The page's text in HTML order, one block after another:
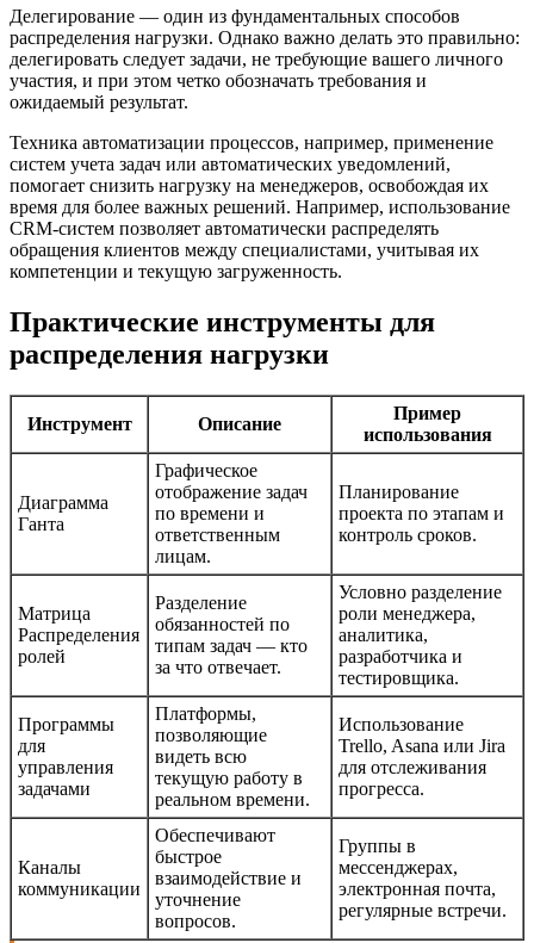
Делегирование — один из фундаментальных способов
распределения нагрузки. Однако важно делать это правильно:
делегировать следует задачи, не требующие вашего личного
участия, и при этом четко обозначать требования и
ожидаемый результат.
Техника автоматизации процессов, например, применение
систем учета задач или автоматических уведомлений,
помогает снизить нагрузку на менеджеров, освобождая их
время для более важных решений. Например, использование
CRM-систем позволяет автоматически распределять
обращения клиентов между специалистами, учитывая их
компетенции и текущую загруженность.
Практические инструменты для
распределения нагрузки
Инструмент Описание
Пример
использования
Диаграмма
Ганта
Графическое
отображение задач
по времени и
ответственным
лицам.
Планирование
проекта по этапам и
контроль сроков.
Матрица
Распределения
ролей
Разделение
обязанностей по
типам задач — кто
за что отвечает.
Условно разделение
роли менеджера,
аналитика,
разработчика и
тестировщика.
Программы
для
управления
задачами
Платформы,
позволяющие
видеть всю
текущую работу в
реальном времени.
Использование
Trello, Asana или Jira
для отслеживания
прогресса.
Каналы
коммуникации
Обеспечивают
быстрое
взаимодействие и
уточнение
вопросов.
Группы в
мессенджерах,
электронная почта,
регулярные встречи.